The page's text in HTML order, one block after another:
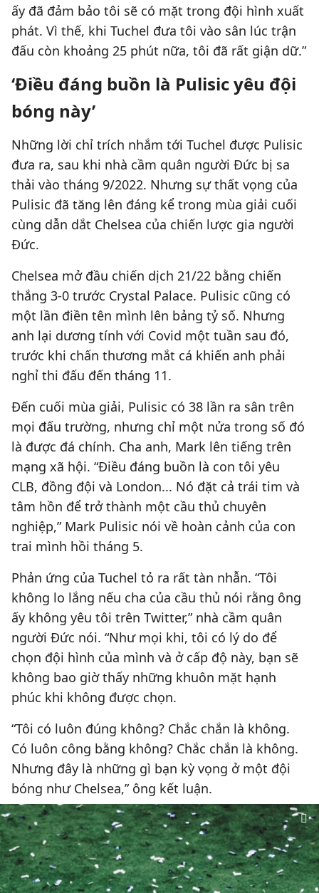
ấy đã đảm bảo tôi sẽ có mặt trong đội hình xuất
phát. Vì thế, khi Tuchel đưa tôi vào sân lúc trận
đấu còn khoảng 25 phút nữa, tôi đã rất giận dữ.”
‘Điều đáng buồn là Pulisic yêu đội
bóng này’
Những lời chỉ trích nhắm tới Tuchel được Pulisic
đưa ra, sau khi nhà cầm quân người Đức bị sa
thải vào tháng 9/2022. Nhưng sự thất vọng của
Pulisic đã tăng lên đáng kể trong mùa giải cuối
cùng dẫn dắt Chelsea của chiến lược gia người
Đức.
Chelsea mở đầu chiến dịch 21/22 bằng chiến
thắng 3-0 trước Crystal Palace. Pulisic cũng có
một lần điền tên mình lên bảng tỷ số. Nhưng
anh lại dương tính với Covid một tuần sau đó,
trước khi chấn thương mắt cá khiến anh phải
nghỉ thi đấu đến tháng 11.
Đến cuối mùa giải, Pulisic có 38 lần ra sân trên
mọi đấu trường, nhưng chỉ một nửa trong số đó
là được đá chính. Cha anh, Mark lên tiếng trên
mạng xã hội. “Điều đáng buồn là con tôi yêu
CLB, đồng đội và London... Nó đặt cả trái tim và
tâm hồn để trở thành một cầu thủ chuyên
nghiệp,” Mark Pulisic nói về hoàn cảnh của con
trai mình hồi tháng 5.
Phản ứng của Tuchel tỏ ra rất tàn nhẫn. “Tôi
không lo lắng nếu cha của cầu thủ nói rằng ông
ấy không yêu tôi trên Twitter,” nhà cầm quân
người Đức nói. “Như mọi khi, tôi có lý do để
chọn đội hình của mình và ở cấp độ này, bạn sẽ
không bao giờ thấy những khuôn mặt hạnh
phúc khi không được chọn.
“Tôi có luôn đúng không? Chắc chắn là không.
Có luôn công bằng không? Chắc chắn là không.
Nhưng đây là những gì bạn kỳ vọng ở một đội
bóng như Chelsea,” ông kết luận.